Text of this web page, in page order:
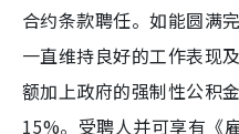
合约条款聘任。如能圆满
一直维持良好的工作表现
额加上政府的强制性公积
15%。受聘人并可享有《